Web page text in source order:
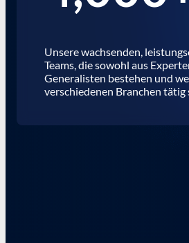
Unsere wachsenden,
Teams, die sowohl aus
Generalisten bestehen und
verschiedenen Branchen tätig